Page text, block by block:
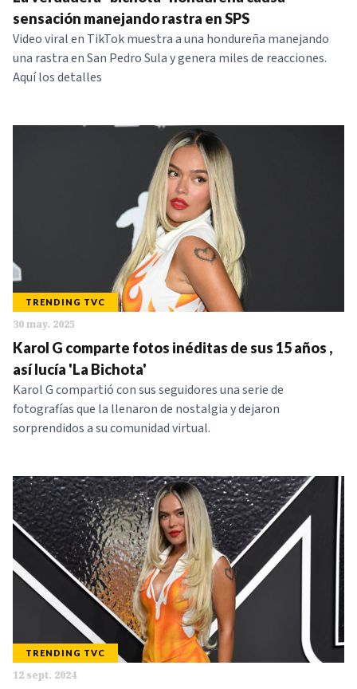
NOTICIAS
SERIES
sensación manejando rastra en SPS
Video viral en TikTok muestra a una hondureña manejando
una rastra en San Pedro Sula y genera miles de reacciones.
Aquí los detalles
TRENDING TVC
30 may. 2025
Karol G comparte fotos inéditas de sus 15 años ,
así lucía 'La Bichota'
Karol G compartió con sus seguidores una serie de
fotografías que la llenaron de nostalgia y dejaron
sorprendidos a su comunidad virtual.
TRENDING TVC
12 sept. 2024